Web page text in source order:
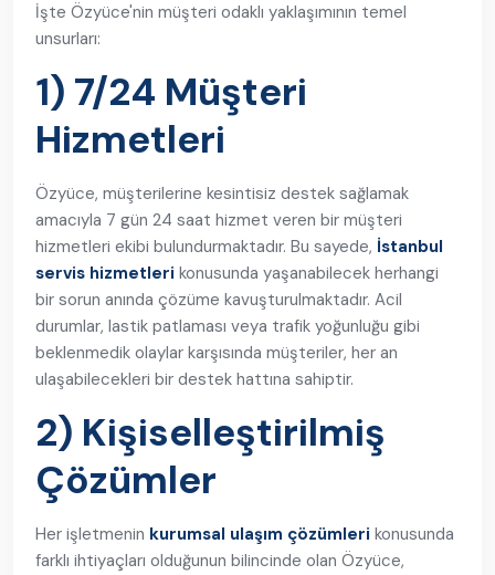
İşte Özyüce'nin müşteri odaklı yaklaşımının temel
unsurları:
1) 7/24 Müşteri
Hizmetleri
Özyüce, müşterilerine kesintisiz destek sağlamak
amacıyla 7 gün 24 saat hizmet veren bir müşteri
hizmetleri ekibi bulundurmaktadır. Bu sayede, İstanbul
servis hizmetleri konusunda yaşanabilecek herhangi
bir sorun anında çözüme kavuşturulmaktadır. Acil
durumlar, lastik patlaması veya trafik yoğunluğu gibi
beklenmedik olaylar karşısında müşteriler, her an
ulaşabilecekleri bir destek hattına sahiptir.
2) Kişiselleştirilmiş
Çözümler
Her işletmenin kurumsal ulaşım çözümleri konusunda
farklı ihtiyaçları olduğunun bilincinde olan Özyüce,